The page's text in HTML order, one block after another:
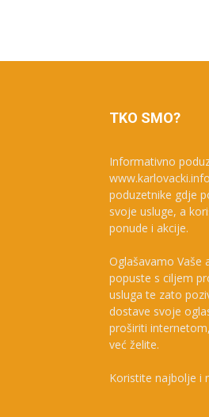
TKO SMO?
Informativno
poduzetnike gdje
svoje usluge, a
ponude i akcije.
Oglašavamo Vaše
popuste s ciljem
usluga te zato
dostave svoje
proširiti
već želite.
Koristite najbolje i